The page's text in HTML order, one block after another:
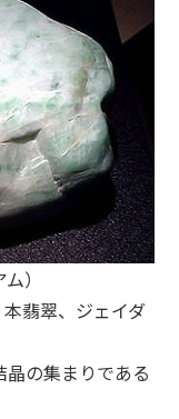
）
翡翠、ジェイダ
の集まりである